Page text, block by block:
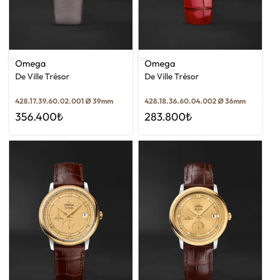
Omega
De Ville Trésor
428.17.39.60.02.001 Ø 39mm
356.400₺
Omega
De Ville Trésor
428.18.36.60.04.002 Ø 36mm
283.800₺